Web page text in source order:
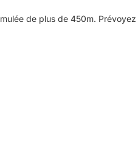
de plus de 450m. Prévoyez